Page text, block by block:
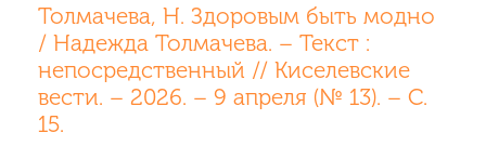
Толмачева, Н. Здоровым быть модно
/ Надежда Толмачева. – Текст :
непосредственный // Киселевские
вести. – 2026. – 9 апреля (№ 13). – С.
15.